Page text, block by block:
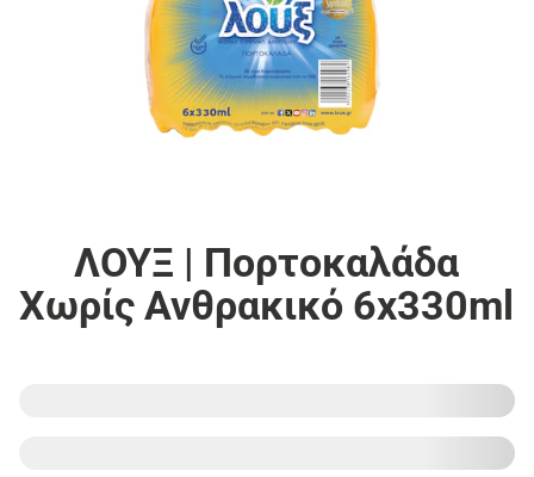
ΛΟΥΞ | Πορτοκαλάδα
Χωρίς Ανθρακικό 6x330ml